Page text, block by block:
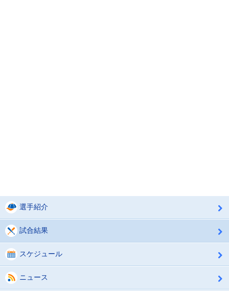
選手紹介
試合結果
スケジュール
ニュース